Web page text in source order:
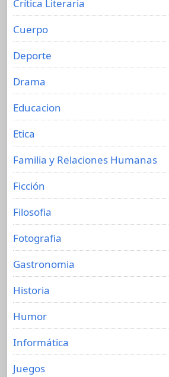
Crítica Literaria
Cuerpo
Deporte
Drama
Educacion
Etica
Familia y Relaciones Humanas
Ficción
Filosofia
Fotografia
Gastronomia
Historia
Humor
Informática
Juegos